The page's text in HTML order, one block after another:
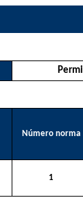
Número norma
1